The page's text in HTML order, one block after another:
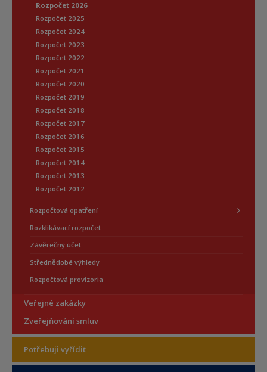
Rozpočet 2026
Rozpočet 2025
Rozpočet 2024
Rozpočet 2023
Rozpočet 2022
Rozpočet 2021
Rozpočet 2020
Rozpočet 2019
Rozpočet 2018
Rozpočet 2017
Rozpočet 2016
Rozpočet 2015
Rozpočet 2014
Rozpočet 2013
Rozpočet 2012
Rozpočtová opatření
Rozklikávací rozpočet
Závěrečný účet
Střednědobé výhledy
Rozpočtová provizoria
Veřejné zakázky
Zveřejňování smluv
Potřebuji vyřídit